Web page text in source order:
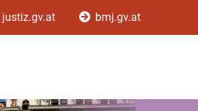
justiz.gv.at bmj.gv.at